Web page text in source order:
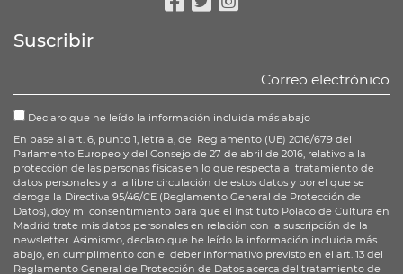
Suscribir
Declaro que he leído la información incluida más abajo
En base al art. 6, punto 1, letra a, del Reglamento (UE) 2016/679 del
Parlamento Europeo y del Consejo de 27 de abril de 2016, relativo a la
protección de las personas físicas en lo que respecta al tratamiento de
datos personales y a la libre circulación de estos datos y por el que se
deroga la Directiva 95/46/CE (Reglamento General de Protección de
Datos), doy mi consentimiento para que el Instituto Polaco de Cultura en
Madrid trate mis datos personales en relación con la suscripción de la
newsletter. Asimismo, declaro que he leído la información incluida más
abajo, en cumplimento con el deber informativo previsto en el art. 13 del
Reglamento General de Protección de Datos acerca del tratamiento de